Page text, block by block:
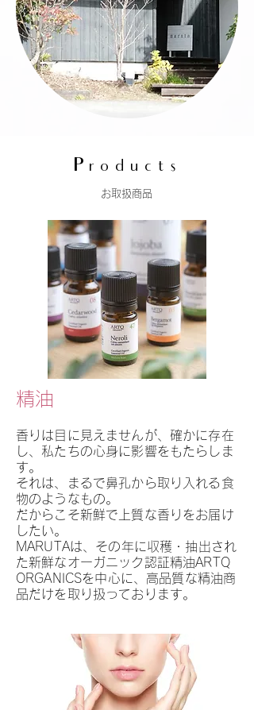
Products
お取扱商品
精油
香りは目に見えませんが、確かに存在
し、私たちの心身に影響をもたらしま
す。
それは、まるで鼻孔から取り入れる食
物のようなもの。
だからこそ新鮮で上質な香りをお届け
したい。
MARUTAは、その年に収穫・抽出され
た新鮮なオーガニック認証精油ARTQ
ORGANICSを中心に、高品質な精油商
品だけを取り扱っております。